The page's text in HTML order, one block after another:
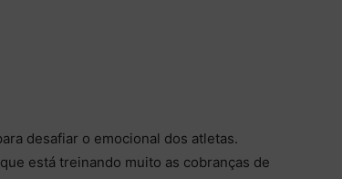
desafiar o emocional dos atletas.
está treinando muito as cobranças de